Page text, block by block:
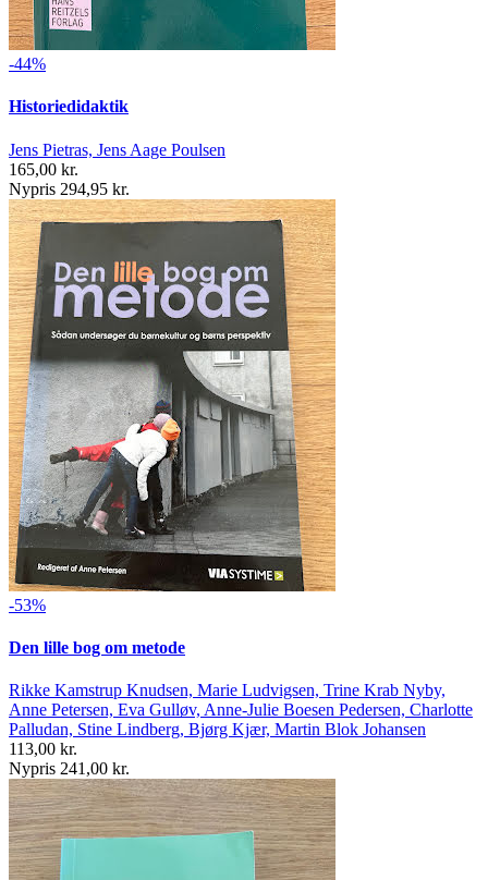
-44%
Historiedidaktik
Jens Pietras, Jens Aage Poulsen
165,00 kr.
Nypris 294,95 kr.
-53%
Den lille bog om metode
Rikke Kamstrup Knudsen, Marie Ludvigsen, Trine Krab Nyby,
Anne Petersen, Eva Gulløv, Anne-Julie Boesen Pedersen, Charlotte
Palludan, Stine Lindberg, Bjørg Kjær, Martin Blok Johansen
113,00 kr.
Nypris 241,00 kr.